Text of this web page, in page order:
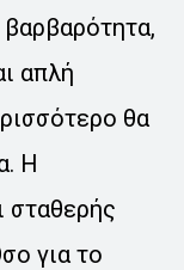
απλή
θα
Η
σταθερής
για το